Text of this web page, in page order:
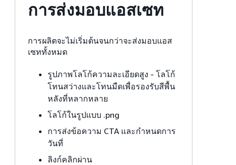
การส่งมอบแอสเซท
การผลิตจะไม่เริ่มต้นจนกว่าจะส่งมอบแอส
เซททั้งหมด
รูปภาพโลโก้ความละเอียดสูง - โลโก้
โทนสว่างและโทนมืดเพื่อรองรับสีพื้น
หลังที่หลากหลาย
โลโก้ในรูปแบบ .png
การส่งข้อความ CTA และกำหนดการ
วันที่
ลิงก์คลิกผ่าน